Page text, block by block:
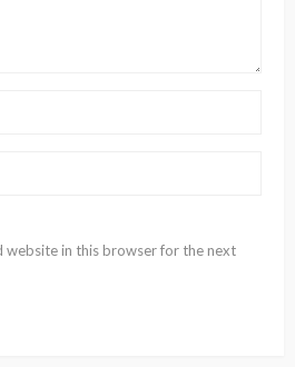
website in this browser for the next